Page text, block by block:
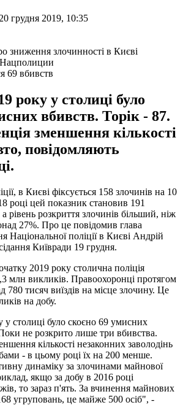
грудня 2019, 10:35
69 вбивств
року у столиці було
вбивств. Торік - 87.
зменшення кількості
повідомляють
в Києві фіксується 158 злочинів на 10
році цей показник становив 191
рівень розкриття злочинів більший, ніж
27%. Про це повідомив глава
Національної поліції в Києві Андрій
Київради 19 грудня.
2019 року столична поліція
млн викликів. Правоохоронці протягом
780 тисяч виїздів на місце злочину. Це
на добу.
столиці було скоєно 69 умисних
не розкрито лише три вбивства.
кількості незаконних заволодінь
- в цьому році їх на 200 менше.
динаміку за злочинами майнової
якщо за добу в 2016 році
то зараз п'ять. За вчинення майнових
угруповань, це майже 500 осіб", -